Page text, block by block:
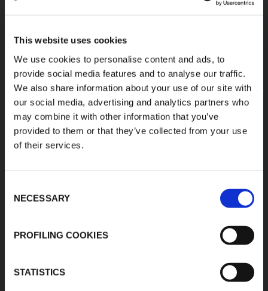
This website uses cookies
We use cookies to personalise content and ads, to
provide social media features and to analyse our traffic.
We also share information about your use of our site with
our social media, advertising and analytics partners who
may combine it with other information that you’ve
provided to them or that they’ve collected from your use
of their services.
Selection
NECESSARY
PROFILING COOKIES
STATISTICS